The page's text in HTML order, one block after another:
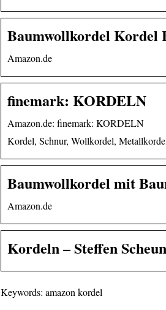
Baumwollkordel Kordel
Amazon.de
finemark: KORDELN
Amazon.de: finemark: KORDELN
Kordel, Schnur, Wollkordel,
Baumwollkordel mit
Amazon.de
Kordeln – Steffen
Keywords: amazon kordel